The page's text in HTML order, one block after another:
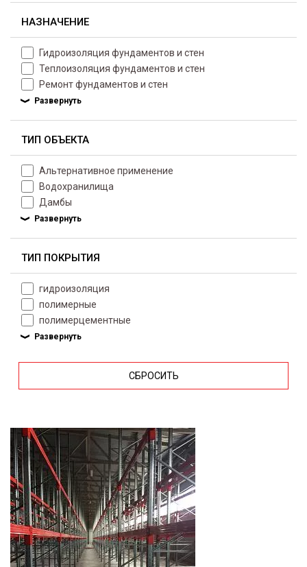
НАЗНАЧЕНИЕ
Гидроизоляция фундаментов и стен
Теплоизоляция фундаментов и стен
Ремонт фундаментов и стен
ТИП ОБЪЕКТА
Альтернативное применение
Водохранилища
Дамбы
ТИП ПОКРЫТИЯ
гидроизоляция
полимерные
полимерцементные
СБРОСИТЬ